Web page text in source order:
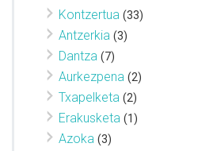
Kontzertua (33)
Antzerkia (3)
Dantza (7)
Aurkezpena (2)
Txapelketa (2)
Erakusketa (1)
Azoka (3)